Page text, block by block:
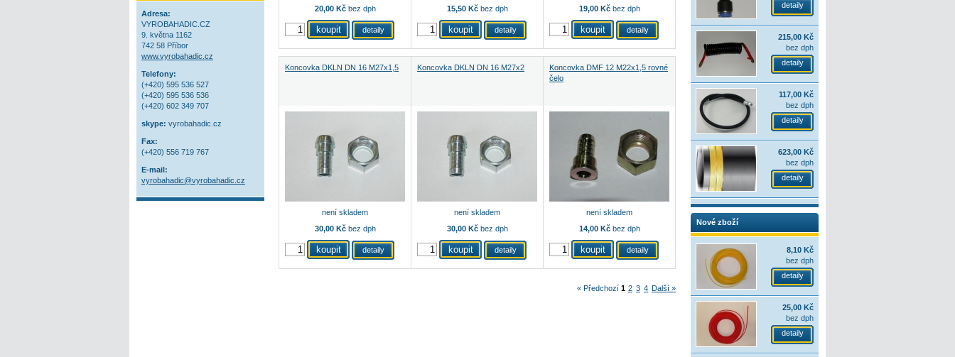
Adresa:
VYROBAHADIC.CZ
9. května 1162
742 58 Příbor
www.vyrobahadic.cz
Telefony:
(+420) 595 536 527
(+420) 595 536 536
(+420) 602 349 707
skype: vyrobahadic.cz
Fax:
(+420) 556 719 767
E-mail:
vyrobahadic@vyrobahadic.cz
detaily
215,00 Kč
bez dph
detaily
117,00 Kč
bez dph
detaily
623,00 Kč
bez dph
detaily
Nové zboží
8,10 Kč
bez dph
detaily
25,00 Kč
bez dph
detaily
20,00 Kčbez dph
detaily
15,50 Kčbez dph
detaily
19,00 Kčbez dph
detaily
Koncovka DKLN DN 16 M27x1,5
není skladem
30,00 Kčbez dph
detaily
Koncovka DKLN DN 16 M27x2
není skladem
30,00 Kčbez dph
detaily
Koncovka DMF 12 M22x1,5 rovné
čelo
není skladem
14,00 Kčbez dph
detaily
« Předchozí 1 2 3 4 Další »